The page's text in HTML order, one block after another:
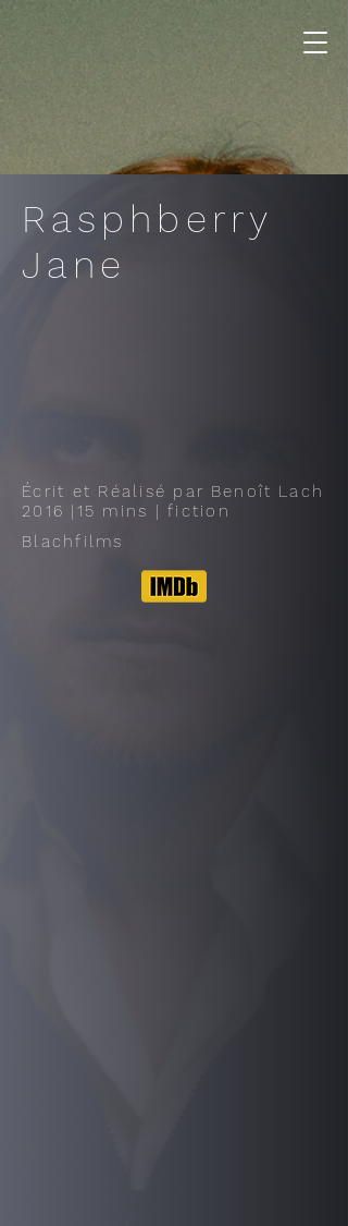
Rasphberry
Jane
Écrit et Réalisé par Benoît Lach
2016 |15 mins | fiction
Blachfilms